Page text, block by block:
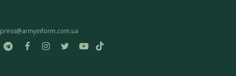
press@armyinform.com.ua